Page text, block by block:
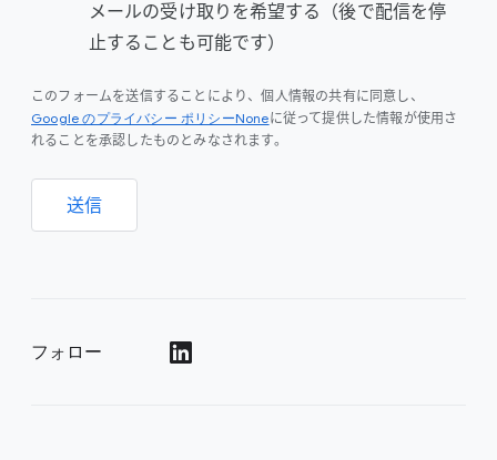
メールの受け取りを希望する（後で配信を停
止することも可能です）
このフォームを送信することにより、個人情報の共有に同意し、
Google のプライバシー ポリシーNoneに従って提供した情報が使用さ
れることを承認したものとみなされます。
送信
フォロー